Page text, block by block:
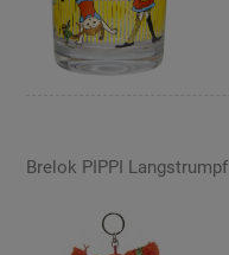
Brelok PIPPI Langstrumpf